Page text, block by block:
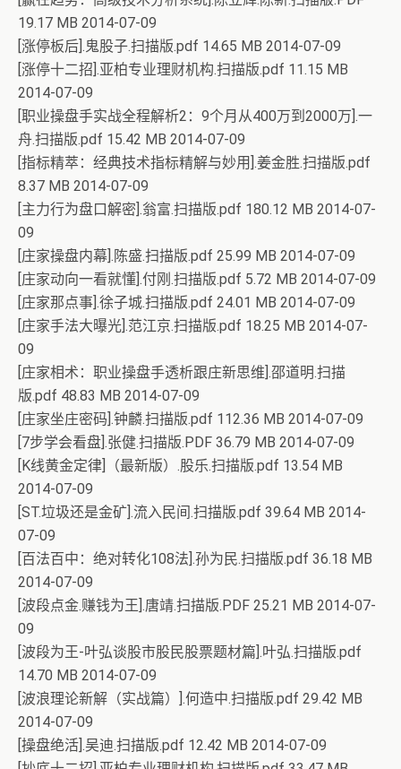
19.17 MB 2014-07-09
[涨停板后].鬼股子.扫描版.pdf 14.65 MB 2014-07-09
[涨停十二招].亚柏专业理财机构.扫描版.pdf 11.15 MB
2014-07-09
[职业操盘手实战全程解析2：9个月从400万到2000万].一
舟.扫描版.pdf 15.42 MB 2014-07-09
[指标精萃：经典技术指标精解与妙用].姜金胜.扫描版.pdf
8.37 MB 2014-07-09
[主力行为盘口解密].翁富.扫描版.pdf 180.12 MB 2014-07-
09
[庄家操盘内幕].陈盛.扫描版.pdf 25.99 MB 2014-07-09
[庄家动向一看就懂].付刚.扫描版.pdf 5.72 MB 2014-07-09
[庄家那点事].徐子城.扫描版.pdf 24.01 MB 2014-07-09
[庄家手法大曝光].范江京.扫描版.pdf 18.25 MB 2014-07-
09
[庄家相术：职业操盘手透析跟庄新思维].邵道明.扫描
版.pdf 48.83 MB 2014-07-09
[庄家坐庄密码].钟麟.扫描版.pdf 112.36 MB 2014-07-09
[7步学会看盘].张健.扫描版.PDF 36.79 MB 2014-07-09
[K线黄金定律]（最新版）.股乐.扫描版.pdf 13.54 MB
2014-07-09
[ST.垃圾还是金矿].流入民间.扫描版.pdf 39.64 MB 2014-
07-09
[百法百中：绝对转化108法].孙为民.扫描版.pdf 36.18 MB
2014-07-09
[波段点金.赚钱为王].唐靖.扫描版.PDF 25.21 MB 2014-07-
09
[波段为王-叶弘谈股市股民股票题材篇].叶弘.扫描版.pdf
14.70 MB 2014-07-09
[波浪理论新解（实战篇）].何造中.扫描版.pdf 29.42 MB
2014-07-09
[操盘绝活].吴迪.扫描版.pdf 12.42 MB 2014-07-09